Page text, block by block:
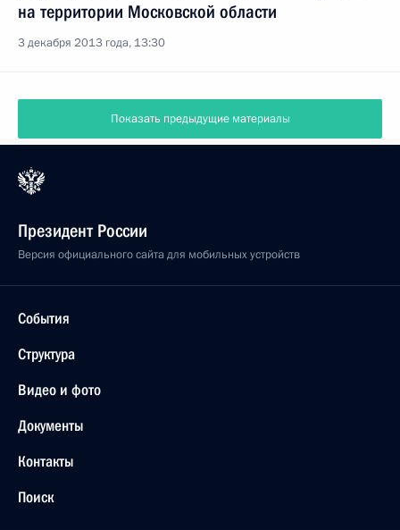
на территории Московской области
3 декабря 2013 года, 13:30
Показать предыдущие материалы
Президент России
Версия официального сайта для мобильных устройств
События
Структура
Видео и фото
Документы
Контакты
Поиск